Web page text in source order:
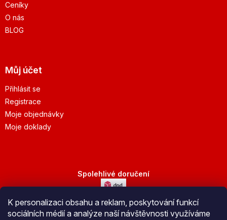
K personalizaci obsahu a reklam, poskytování funkcí
sociálních médií a analýze naší návštěvnosti využíváme
Ceníky
O nás
BLOG
Můj účet
Přihlásit se
Registrace
Moje objednávky
Moje doklady
Spolehlivé doručení
Bezpečná platba